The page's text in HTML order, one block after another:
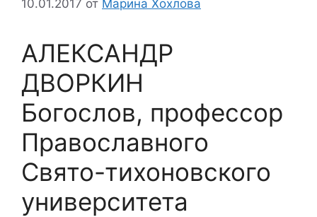
10.01.2017 от Марина Хохлова
АЛЕКСАНДР
ДВОРКИН
Богослов, профессор
Православного
Свято-тихоновского
университета